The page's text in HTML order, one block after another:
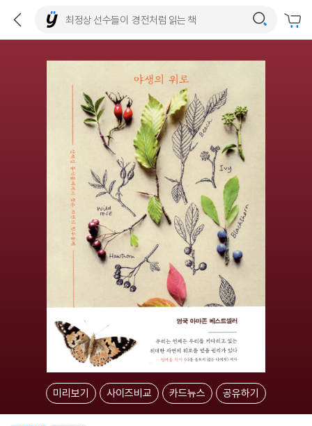
미리보기 사이즈비교 카드뉴스 공유하기